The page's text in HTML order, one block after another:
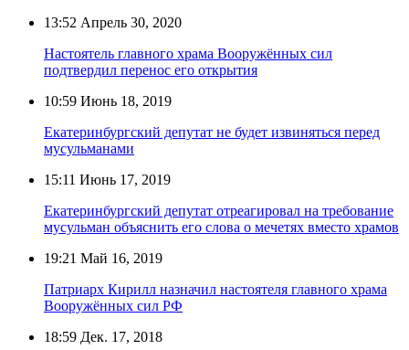
13:52 Апрель 30, 2020
Настоятель главного храма Вооружённых сил
подтвердил перенос его открытия
10:59 Июнь 18, 2019
Екатеринбургский депутат не будет извиняться перед
мусульманами
15:11 Июнь 17, 2019
Екатеринбургский депутат отреагировал на требование
мусульман объяснить его слова о мечетях вместо храмов
19:21 Май 16, 2019
Патриарх Кирилл назначил настоятеля главного храма
Вооружённых сил РФ
18:59 Дек. 17, 2018